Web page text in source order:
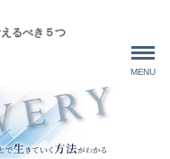
るべき５つ
MENU